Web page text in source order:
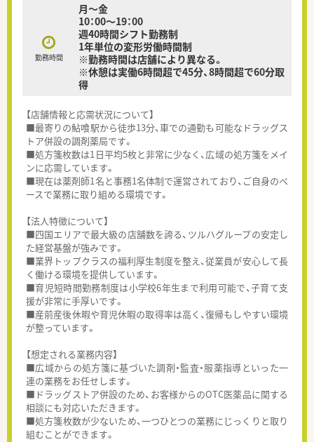
勤務時間
月～金
10：00～19：00
週40時間シフト勤務制
1年単位の変形労働時間制
※勤務時間は店舗により異なる。
※休憩は実働6時間超で45分、8時間超で60分取
得
【店舗情報と応需状況について】
■最寄りの鮎喰駅から徒歩13分、車での通勤も可能なドラッグス
トア併設の調剤薬局です。
■処方箋枚数は1日平均5枚と非常に少なく、広域の処方箋をメイ
ンに応需しています。
■現在は薬剤師1名と事務1名体制で運営されており、ご自身のペ
ースで業務に取り組める環境です。
【法人特徴について】
■四国エリアで最大級の店舗数を誇る、ツルハグループの安定し
た経営基盤が強みです。
■業界トップクラスの福利厚生制度を整え、従業員が安心して長
く働ける環境を提供しています。
■育児短時間勤務制度は小学校6年生まで利用可能で、子育て支
援が非常に手厚いです。
■産前産後休暇や育児休暇の取得率は高く、復帰もしやすい環境
が整っています。
【想定される業務内容】
■広域からの処方箋に基づいた調剤・監査・服薬指導といった一
連の業務をお任せします。
■ドラッグストア併設のため、お客様からのOTC医薬品に関する
相談にも対応いただきます。
■処方箋枚数が少ないため、一つひとつの業務にじっくりと取り
組むことができます。